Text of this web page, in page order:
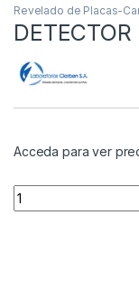
Revelado de Placas-
Acceda para ver
Quantity